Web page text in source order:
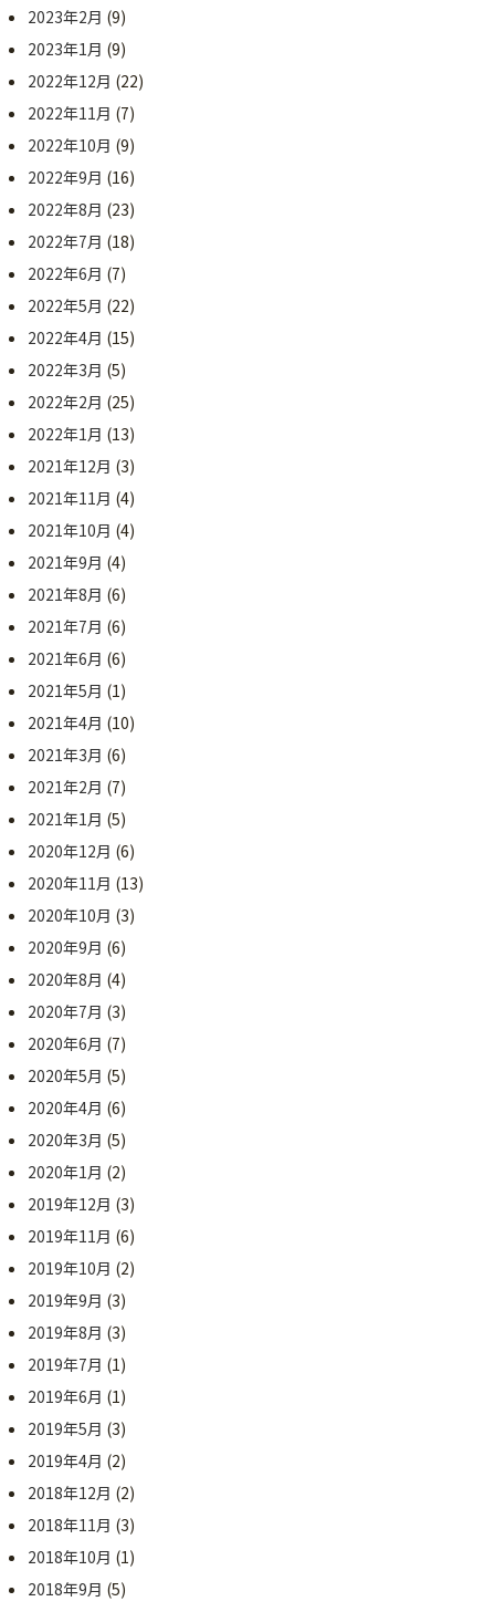
2023年2月 (9)
2023年1月 (9)
2022年12月 (22)
2022年11月 (7)
2022年10月 (9)
2022年9月 (16)
2022年8月 (23)
2022年7月 (18)
2022年6月 (7)
2022年5月 (22)
2022年4月 (15)
2022年3月 (5)
2022年2月 (25)
2022年1月 (13)
2021年12月 (3)
2021年11月 (4)
2021年10月 (4)
2021年9月 (4)
2021年8月 (6)
2021年7月 (6)
2021年6月 (6)
2021年5月 (1)
2021年4月 (10)
2021年3月 (6)
2021年2月 (7)
2021年1月 (5)
2020年12月 (6)
2020年11月 (13)
2020年10月 (3)
2020年9月 (6)
2020年8月 (4)
2020年7月 (3)
2020年6月 (7)
2020年5月 (5)
2020年4月 (6)
2020年3月 (5)
2020年1月 (2)
2019年12月 (3)
2019年11月 (6)
2019年10月 (2)
2019年9月 (3)
2019年8月 (3)
2019年7月 (1)
2019年6月 (1)
2019年5月 (3)
2019年4月 (2)
2018年12月 (2)
2018年11月 (3)
2018年10月 (1)
2018年9月 (5)